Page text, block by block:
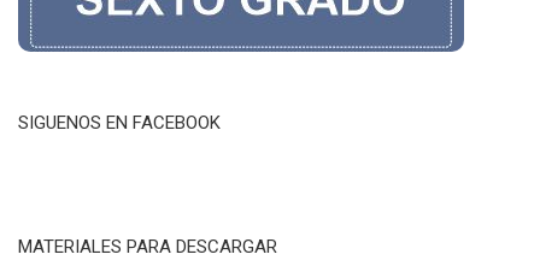
SIGUENOS EN FACEBOOK
MATERIALES PARA DESCARGAR